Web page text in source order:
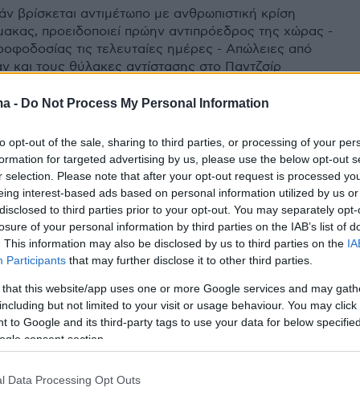
- Do Not Process My Personal Information
opt-out of the sale, sharing to third parties, or processing of your
for targeted advertising by us, please use the below opt-out
selection. Please note that after your opt-out request is processed
interest-based ads based on personal information utilized by us
to third parties prior to your opt-out. You may separately
of your personal information by third parties on the IAB’s list of
This information may also be disclosed by us to third parties on the
Participants that may further disclose it to other third parties.
that this website/app uses one or more Google services and may
but not limited to your visit or usage behaviour. You may
to Google and its third-party tags to use your data for below
consent section.
Data Processing Opt Outs
βρίσκεται αντιμέτωπο με ανθρωπιστική κρίση
προειδοποιεί πρώην αντιπρόεδρος της χώρας -
τις τελευταίες ημέρες - Απώλειες από
και τους θύλακες αντίστασης στο Παντζσίρ
για «θηριωδίες» των
- Σφοδρές συγκρούσεις με
του Παντζσίρ»
Αφγανιστάν στη Μόσχα λαμβάνει αναφορές και
ενέργειες των Ταλιμπάν» μεταδίδει το Ria
συγκρούσεις στην κοιλάδα Παντζσίρ -
ελικόπτερα και βαρύ οπλισμό στέλνουν οι Ταλιμπάν -
Τα «λιοντάρια του
13